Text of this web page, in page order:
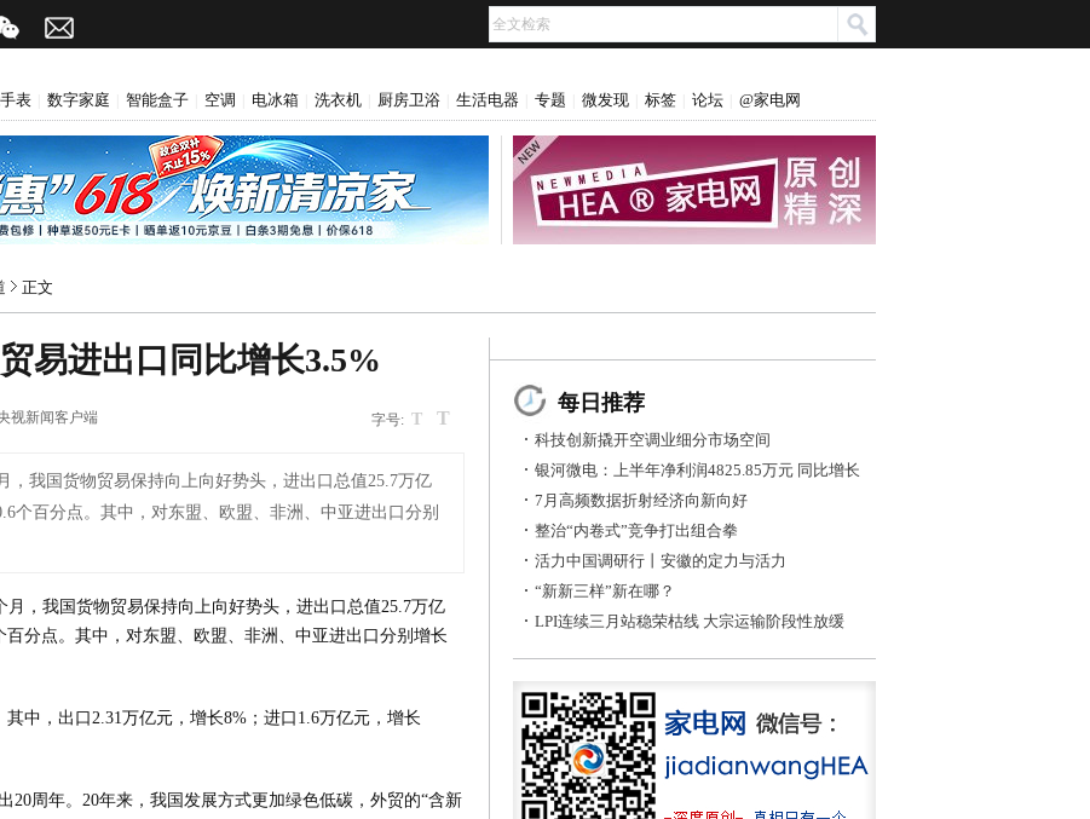
表 数字家庭 智能盒子 空调 电冰箱 洗衣机 厨房卫浴 生活电器 专题 微发现 标签 论坛 @家电网
正文
易进出口同比增长3.5%
字号: T T
视新闻客户端
，我国货物贸易保持向上向好势头，进出口总值25.7万亿
个百分点。其中，对东盟、欧盟、非洲、中亚进出口分别
，我国货物贸易保持向上向好势头，进出口总值25.7万亿
分点。其中，对东盟、欧盟、非洲、中亚进出口分别增长
中，出口2.31万亿元，增长8%；进口1.6万亿元，增长
20周年。20年来，我国发展方式更加绿色低碳，外贸的“含新
每日推荐
科技创新撬开空调业细分市场空间
银河微电：上半年净利润4825.85万元 同比增长
77.28%
7月高频数据折射经济向新向好
整治“内卷式”竞争打出组合拳
活力中国调研行丨安徽的定力与活力
“新新三样”新在哪？
LPI连续三月站稳荣枯线 大宗运输阶段性放缓